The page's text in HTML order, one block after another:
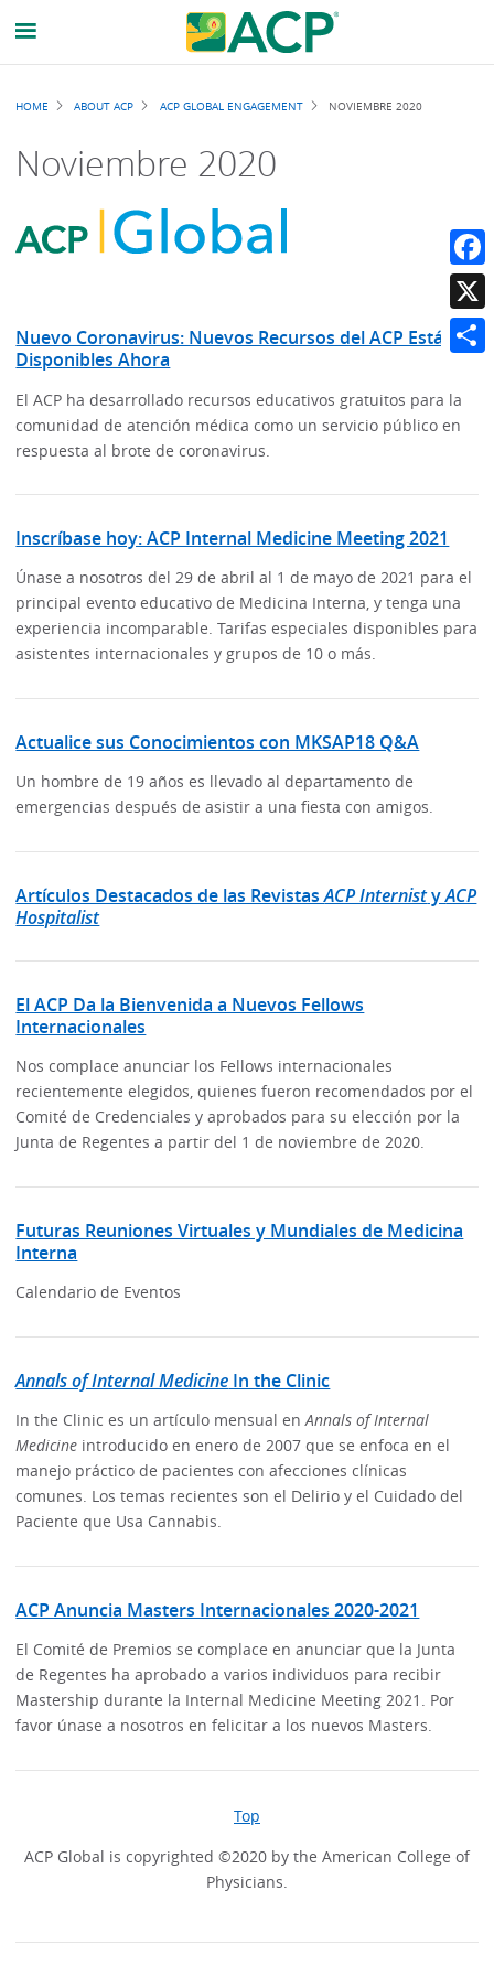
Breadcrumb
HOME ABOUT ACP ACP GLOBAL ENGAGEMENT NOVIEMBRE 2020
Noviembre 2020
Nuevo Coronavirus: Nuevos Recursos del ACP Están
Disponibles Ahora
El ACP ha desarrollado recursos educativos gratuitos para la
comunidad de atención médica como un servicio público en
respuesta al brote de coronavirus.
Inscríbase hoy: ACP Internal Medicine Meeting 2021
Únase a nosotros del 29 de abril al 1 de mayo de 2021 para el
principal evento educativo de Medicina Interna, y tenga una
experiencia incomparable. Tarifas especiales disponibles para
asistentes internacionales y grupos de 10 o más.
Actualice sus Conocimientos con MKSAP18 Q&A
Un hombre de 19 años es llevado al departamento de
emergencias después de asistir a una fiesta con amigos.
Artículos Destacados de las RevistasACP InternistyACP
Hospitalist
El ACP Da la Bienvenida a Nuevos Fellows
Internacionales
Nos complace anunciar los Fellows internacionales
recientemente elegidos, quienes fueron recomendados por el
Comité de Credenciales y aprobados para su elección por la
Junta de Regentes a partir del 1 de noviembre de 2020.
Futuras Reuniones Virtuales y Mundiales de Medicina
Interna
Calendario de Eventos
Annals of Internal Medicine In the Clinic
In the Clinic es un artículo mensual enAnnals of Internal
Medicine introducido en enero de 2007 que se enfoca en el
manejo práctico de pacientes con afecciones clínicas
comunes. Los temas recientes son el Delirio y el Cuidado del
Paciente que Usa Cannabis.
ACP Anuncia Masters Internacionales 2020-2021
El Comité de Premios se complace en anunciar que la Junta
de Regentes ha aprobado a varios individuos para recibir
Mastership durante la Internal Medicine Meeting 2021. Por
favor únase a nosotros en felicitar a los nuevos Masters.
Top
ACP Global is copyrighted ©2020 by the American College of
Physicians.
X